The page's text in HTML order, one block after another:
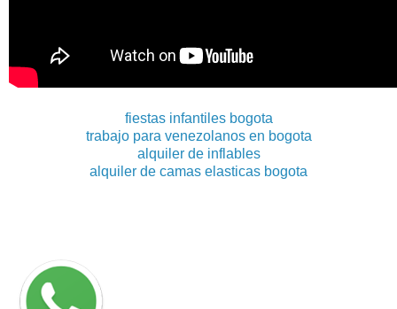
fiestas infantiles bogota
trabajo para venezolanos en bogota
alquiler de inflables
alquiler de camas elasticas bogota